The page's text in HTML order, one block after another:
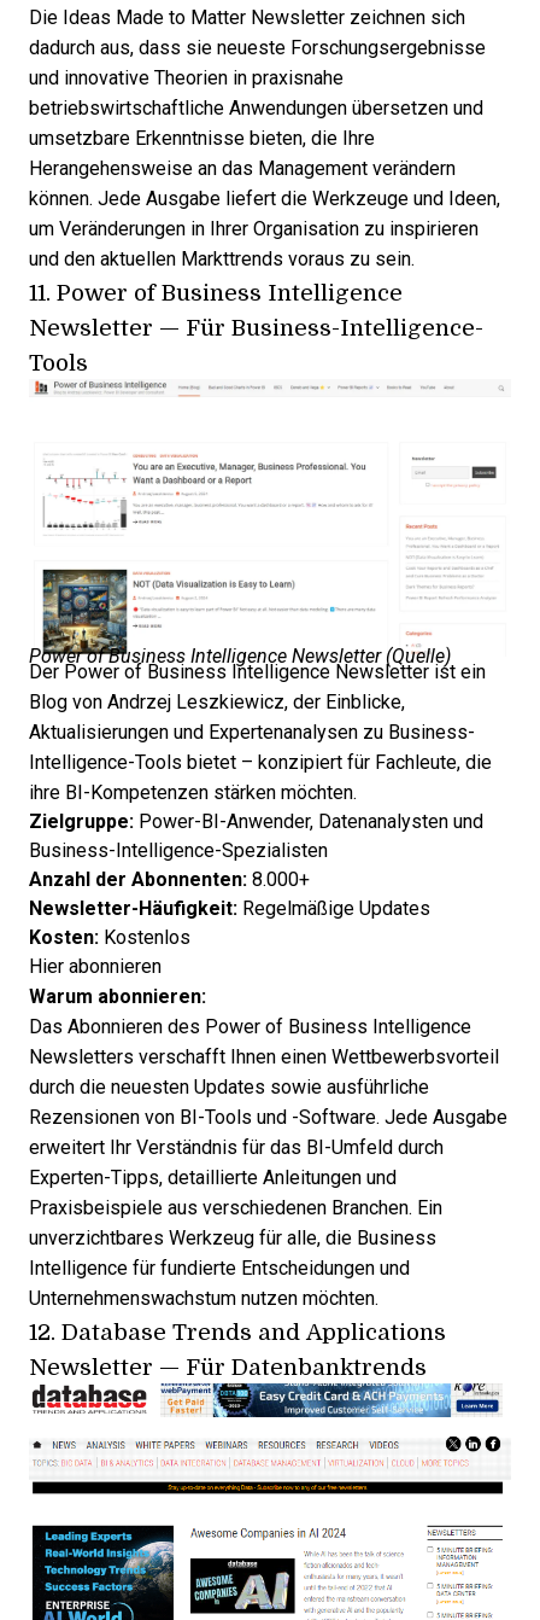
Die Ideas Made to Matter Newsletter zeichnen sich
dadurch aus, dass sie neueste Forschungsergebnisse
und innovative Theorien in praxisnahe
betriebswirtschaftliche Anwendungen übersetzen und
umsetzbare Erkenntnisse bieten, die Ihre
Herangehensweise an das Management verändern
können. Jede Ausgabe liefert die Werkzeuge und Ideen,
um Veränderungen in Ihrer Organisation zu inspirieren
und den aktuellen Markttrends voraus zu sein.
11. Power of Business Intelligence
Newsletter — Für Business-Intelligence-
Tools
Power of Business Intelligence Newsletter (Quelle)
Der Power of Business Intelligence Newsletter ist ein
Blog von Andrzej Leszkiewicz, der Einblicke,
Aktualisierungen und Expertenanalysen zu Business-
Intelligence-Tools bietet – konzipiert für Fachleute, die
ihre BI-Kompetenzen stärken möchten.
Zielgruppe: Power-BI-Anwender, Datenanalysten und
Business-Intelligence-Spezialisten
Anzahl der Abonnenten: 8.000+
Newsletter-Häufigkeit: Regelmäßige Updates
Kosten: Kostenlos
Hier abonnieren
Warum abonnieren:
Das Abonnieren des Power of Business Intelligence
Newsletters verschafft Ihnen einen Wettbewerbsvorteil
durch die neuesten Updates sowie ausführliche
Rezensionen von BI-Tools und -Software. Jede Ausgabe
erweitert Ihr Verständnis für das BI-Umfeld durch
Experten-Tipps, detaillierte Anleitungen und
Praxisbeispiele aus verschiedenen Branchen. Ein
unverzichtbares Werkzeug für alle, die Business
Intelligence für fundierte Entscheidungen und
Unternehmenswachstum nutzen möchten.
12. Database Trends and Applications
Newsletter — Für Datenbanktrends